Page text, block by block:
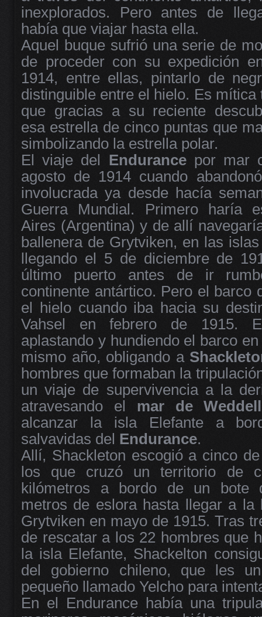
inexplorados. Pero antes de
había que viajar hasta ella.
Aquel buque sufrió una serie de
de proceder con su expedición
1914, entre ellas, pintarlo de
distinguible entre el hielo. Es mítica
que gracias a su reciente
esa estrella de cinco puntas que
simbolizando la estrella polar.
El viaje del Endurancepor mar
agosto de 1914 cuando
involucrada ya desde hacía
Guerra Mundial. Primero haría
Aires (Argentina) y de allí
ballenera de Grytviken, en las
llegando el 5 de diciembre de
último puerto antes de ir
continente antártico. Pero el barco
el hielo cuando iba hacia su
Vahsel en febrero de 1915.
aplastando y hundiendo el barco
mismo año, obligando a
hombres que formaban la
un viaje de supervivencia a la
atravesando el mar de Weddell
alcanzar la isla Elefante a
salvavidas del Endurance.
Allí, Shackleton escogió a cinco
los que cruzó un territorio de
kilómetros a bordo de un bote
metros de eslora hasta llegar a la
Grytviken en mayo de 1915. Tras
de rescatar a los 22 hombres que
la isla Elefante, Shackelton
del gobierno chileno, que les
pequeño llamado Yelcho para
En el Endurance había una